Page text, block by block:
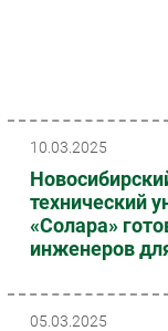
10.03.2025
технический
«Солара»
инженеров
05.03.2025